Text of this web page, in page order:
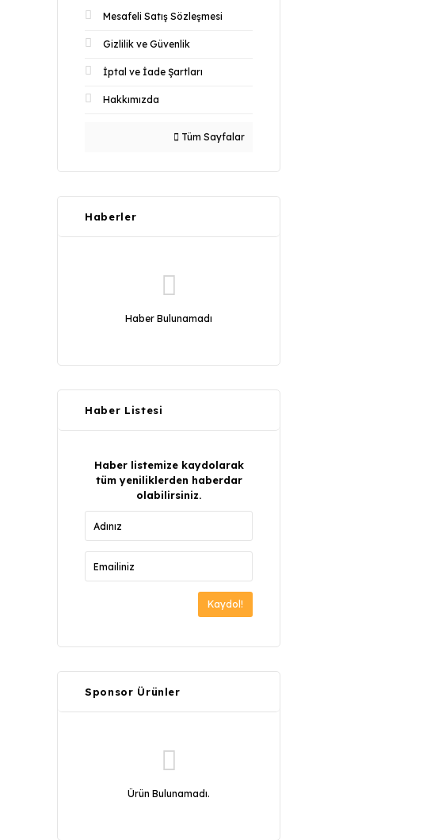
Mesafeli Satış Sözleşmesi
Gizlilik ve Güvenlik
İptal ve İade Şartları
Hakkımızda
Tüm Sayfalar
Haberler
Haber Bulunamadı
Haber Listesi
Haber listemize kaydolarak
tüm yeniliklerden haberdar
olabilirsiniz.
Kaydol!
Sponsor Ürünler
Ürün Bulunamadı.